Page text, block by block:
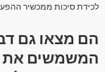
לכידת סיכות ממכשיר
הם מצאו גם
המשמשים את